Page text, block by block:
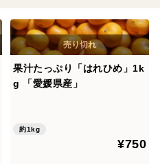
果汁たっぷり「はれひめ」1k
g 「愛媛県産」
約1kg
¥750